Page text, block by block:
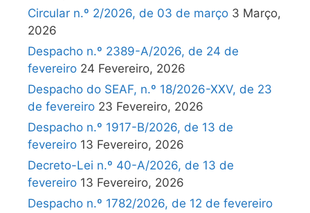
Circular n.º 2/2026, de 03 de março 3 Março,
2026
Despacho n.º 2389-A/2026, de 24 de
fevereiro 24 Fevereiro, 2026
Despacho do SEAF, n.º 18/2026-XXV, de 23
de fevereiro 23 Fevereiro, 2026
Despacho n.º 1917-B/2026, de 13 de
fevereiro 13 Fevereiro, 2026
Decreto-Lei n.º 40-A/2026, de 13 de
fevereiro 13 Fevereiro, 2026
Despacho n.º 1782/2026, de 12 de fevereiro